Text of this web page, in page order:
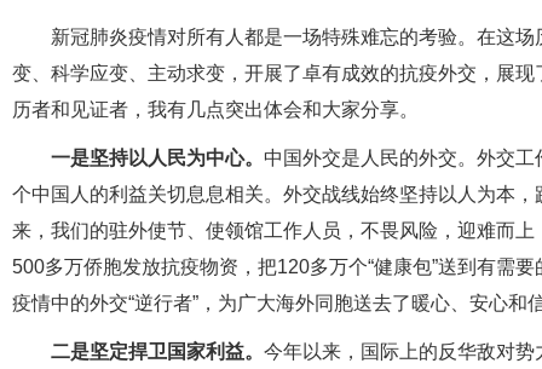
新冠肺炎疫情对所有人都是一场特殊难忘的考验。在这
变、科学应变、主动求变，开展了卓有成效的抗疫外交，展
历者和见证者，我有几点突出体会和大家分享。
一是坚持以人民为中心。 中国外交是人民的外交。外交
个中国人的利益关切息息相关。外交战线始终坚持以人为本
来，我们的驻外使节、使领馆工作人员，不畏风险，迎难而
500多万侨胞发放抗疫物资，把120多万个“健康包”送到有需
疫情中的外交“逆行者”，为广大海外同胞送去了暖心、安心和
二是坚定捍卫国家利益。 今年以来，国际上的反华敌对势